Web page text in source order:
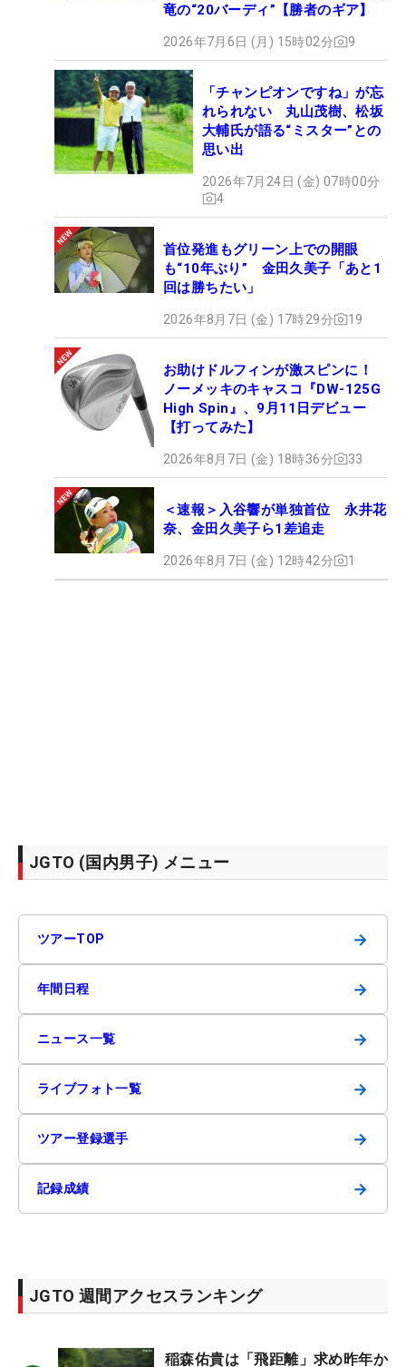
竜の“20バーディ”【勝者のギア】
2026年7月6日 (月) 15時02分 9
「チャンピオンですね」が忘
れられない 丸山茂樹、松坂
大輔氏が語る“ミスター”との
思い出
2026年7月24日 (金) 07時00分
4
首位発進もグリーン上での開眼
も“10年ぶり” 金田久美子「あと1
回は勝ちたい」
2026年8月7日 (金) 17時29分 19
お助けドルフィンが激スピンに！
ノーメッキのキャスコ『DW-125G
High Spin』、9月11日デビュー
【打ってみた】
2026年8月7日 (金) 18時36分 33
＜速報＞入谷響が単独首位 永井花
奈、金田久美子ら1差追走
2026年8月7日 (金) 12時42分 1
JGTO (国内男子) メニュー
ツアーTOP →
年間日程 →
ニュース一覧 →
ライブフォト一覧 →
ツアー登録選手 →
記録成績 →
JGTO 週間アクセスランキング
稲森佑貴は「飛距離」求め昨年か